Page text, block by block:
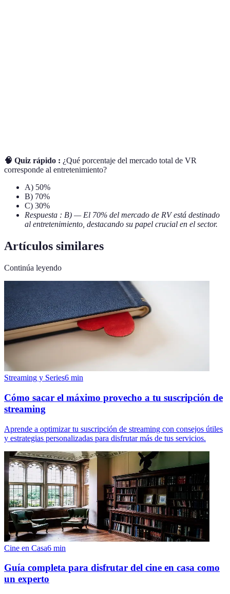
🧠 Quiz rápido : ¿Qué porcentaje del mercado total de VR
corresponde al entretenimiento?
A) 50%
B) 70%
C) 30%
Respuesta : B) — El 70% del mercado de RV está destinado
al entretenimiento, destacando su papel crucial en el sector.
Artículos similares
Continúa leyendo
Streaming y Series6 min
Cómo sacar el máximo provecho a tu suscripción de
streaming
Aprende a optimizar tu suscripción de streaming con consejos útiles
y estrategias personalizadas para disfrutar más de tus servicios.
Cine en Casa6 min
Guía completa para disfrutar del cine en casa como
un experto